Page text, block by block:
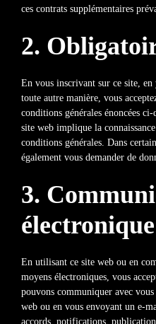
ces contrats supplémentaires
2.
En vous inscrivant sur ce site,
toute autre manière, vous
conditions générales énoncées
site web implique la
conditions générales. Dans
également vous demander de
3.
électronique
En utilisant ce site web ou en
moyens électroniques, vous
pouvons communiquer avec
web ou en vous envoyant un e-
accords, notifications,